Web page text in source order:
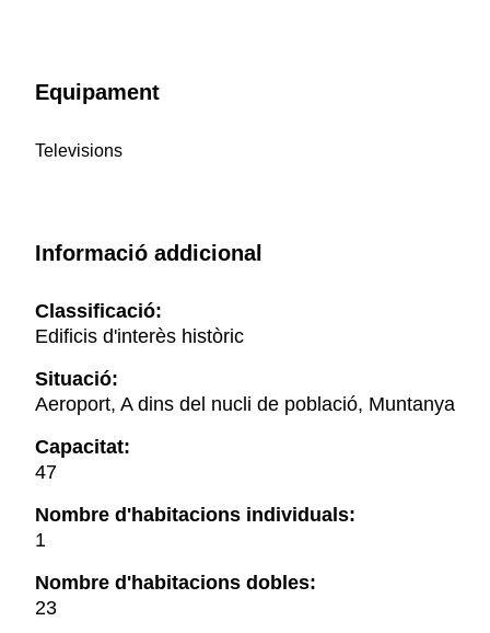
Equipament
Televisions
Informació addicional
Classificació:
Edificis d'interès històric
Situació:
Aeroport, A dins del nucli de població, Muntanya
Capacitat:
47
Nombre d'habitacions individuals:
1
Nombre d'habitacions dobles:
23